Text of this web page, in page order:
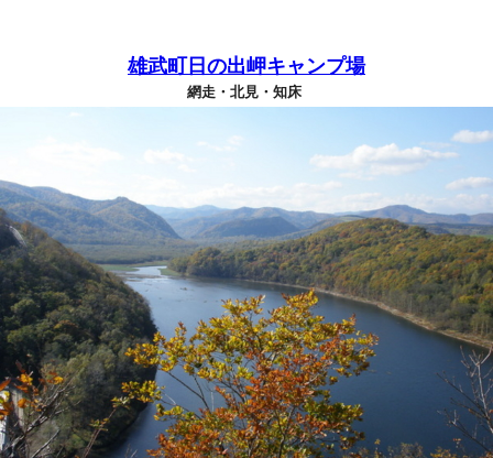
雄武町日の出岬キャンプ場
網走・北見・知床